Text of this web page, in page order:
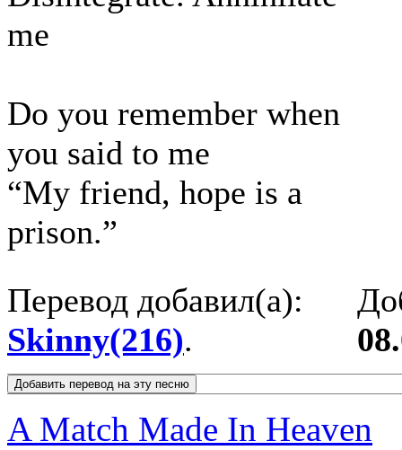
me
Do you remember when
you said to me
“My friend, hope is a
prison.”
Перевод добавил(а):
Skinny(216).
A Match Made In Heaven